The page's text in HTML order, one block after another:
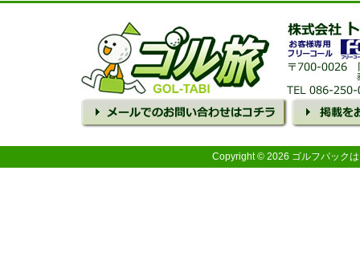
Copyright © 2026 ゴルフパック